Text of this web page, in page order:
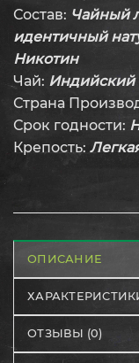
Состав: Чайный
идентичный
Никотин
Чай: Индийский
Страна
Срок годности:
Крепость:
ОПИСАНИЕ
ОТЗЫВЫ (0)